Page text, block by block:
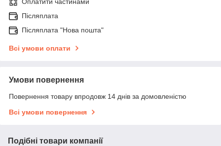
Післяплата
Післяплата "Нова пошта"
Всі умови оплати
Умови повернення
Повернення товару впродовж 14 днів за домовленістю
Всі умови повернення
Подібні товари компанії